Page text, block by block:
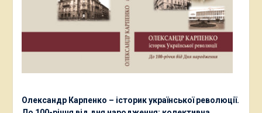
Олександр Карпенко – історик української революції.